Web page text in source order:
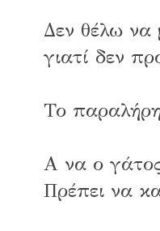
Δεν θέλω να
γιατί δεν
Το
Α να ο
Πρέπει να